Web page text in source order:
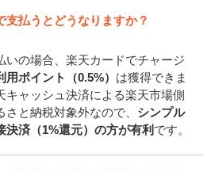
支払うとどうなりますか？
いの場合、楽天カードでチャージ
用ポイント（0.5%） は獲得できま
キャッシュ決済による楽天市場側
と納税対象外なので、 シンプル
決済（1%還元）の方が有利 です。